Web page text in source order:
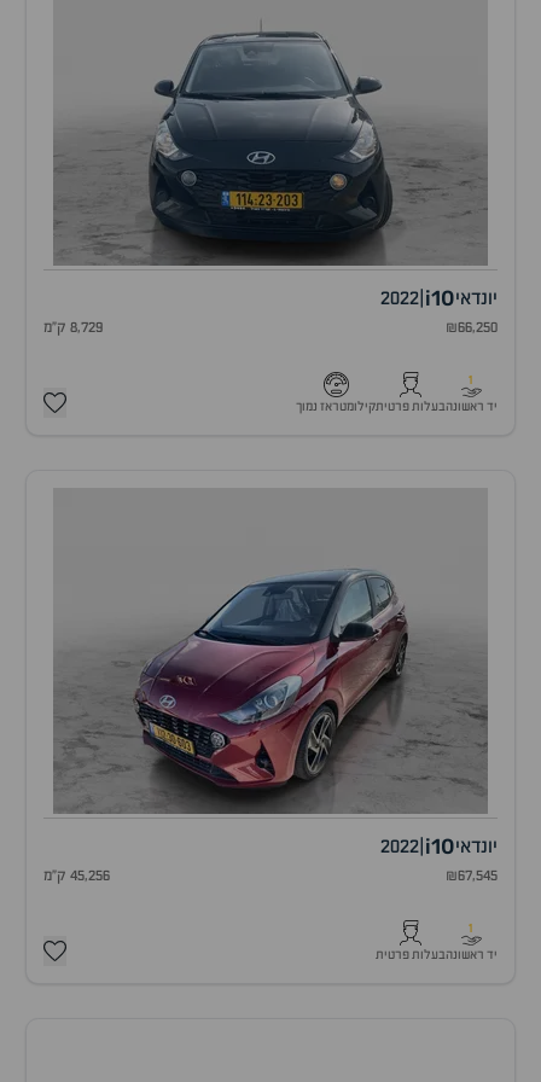
יונדאיi10
2022
₪66,250 8,729 ק"מ
1
יד ראשונהבעלות פרטיתקילומטראז נמוך
יונדאיi10
2022
₪67,545 45,256 ק"מ
1
יד ראשונהבעלות פרטית